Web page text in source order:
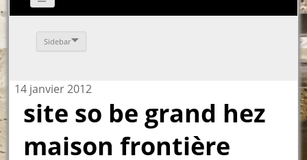
Sidebar
14 janvier 2012
site so be grand hez
maison frontière